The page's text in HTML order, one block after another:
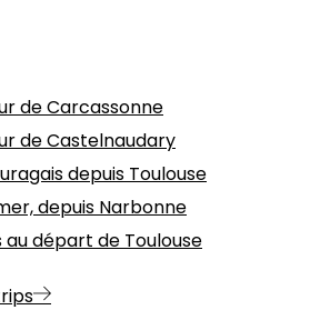
de Carcassonne
de Castelnaudary
depuis Toulouse
depuis Narbonne
au départ de Toulouse